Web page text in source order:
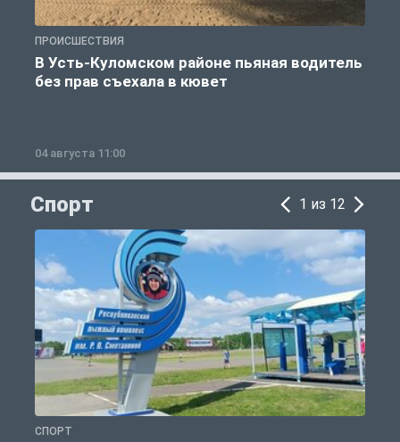
ПРОИСШЕСТВИЯ
В Усть-Куломском районе пьяная водитель
без прав съехала в кювет
04 августа 11:00
Спорт 1 из 12
СПОРТ